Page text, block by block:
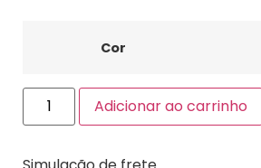
Cor
Adicionar ao carrinho